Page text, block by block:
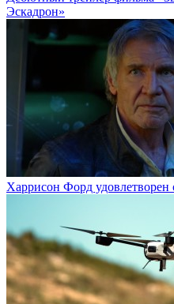
Эскадрон»
Харрисон Форд